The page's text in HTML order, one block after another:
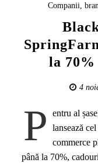
Companii,
la 70%
4
P
entru al
lansează
commerce
până la 70%,